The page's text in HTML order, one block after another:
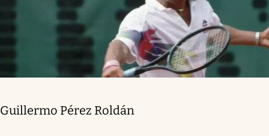
Guillermo Pérez Roldán